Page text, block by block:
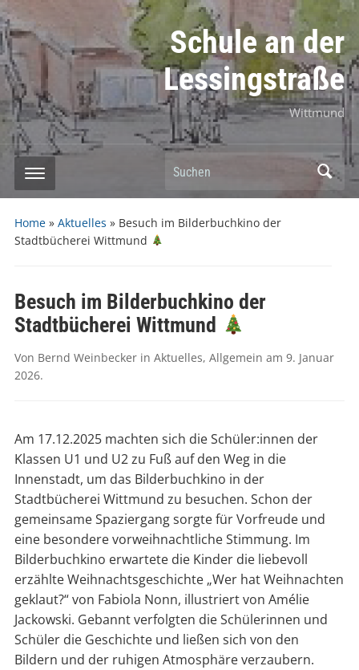
Schule an der
Lessingstraße
Wittmund
Suchen
Home» Aktuelles » Besuch im Bilderbuchkino der
Stadtbücherei Wittmund
Besuch im Bilderbuchkino der
Stadtbücherei Wittmund
Von Bernd Weinbecker in Aktuelles, Allgemein am 9. Januar
2026.
Am 17.12.2025 machten sich die Schüler:innen der
Klassen U1 und U2 zu Fuß auf den Weg in die
Innenstadt, um das Bilderbuchkino in der
Stadtbücherei Wittmund zu besuchen. Schon der
gemeinsame Spaziergang sorgte für Vorfreude und
eine besondere vorweihnachtliche Stimmung. Im
Bilderbuchkino erwartete die Kinder die liebevoll
erzählte Weihnachtsgeschichte „Wer hat Weihnachten
geklaut?“ von Fabiola Nonn, illustriert von Amélie
Jackowski. Gebannt verfolgten die Schülerinnen und
Schüler die Geschichte und ließen sich von den
Bildern und der ruhigen Atmosphäre verzaubern.